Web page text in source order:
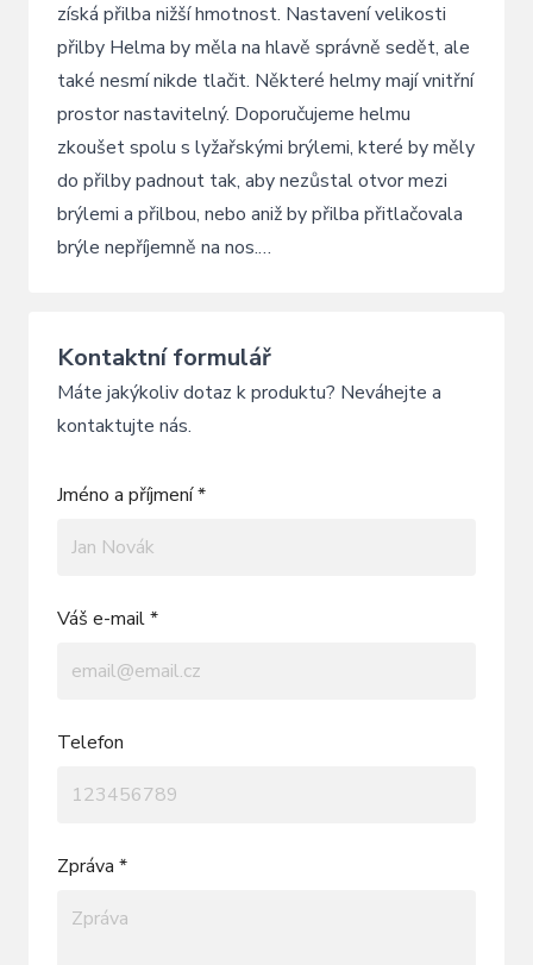
získá přilba nižší hmotnost. Nastavení velikosti
přilby Helma by měla na hlavě správně sedět, ale
také nesmí nikde tlačit. Některé helmy mají vnitřní
prostor nastavitelný. Doporučujeme helmu
zkoušet spolu s lyžařskými brýlemi, které by měly
do přilby padnout tak, aby nezůstal otvor mezi
brýlemi a přilbou, nebo aniž by přilba přitlačovala
brýle nepříjemně na nos.…
Kontaktní formulář
Máte jakýkoliv dotaz k produktu? Neváhejte a
kontaktujte nás.
Jméno a příjmení *
Váš e-mail *
Telefon
Zpráva *